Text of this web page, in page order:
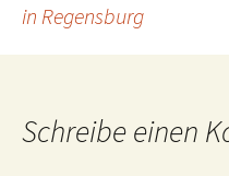
in Regensburg
Schreibe einen